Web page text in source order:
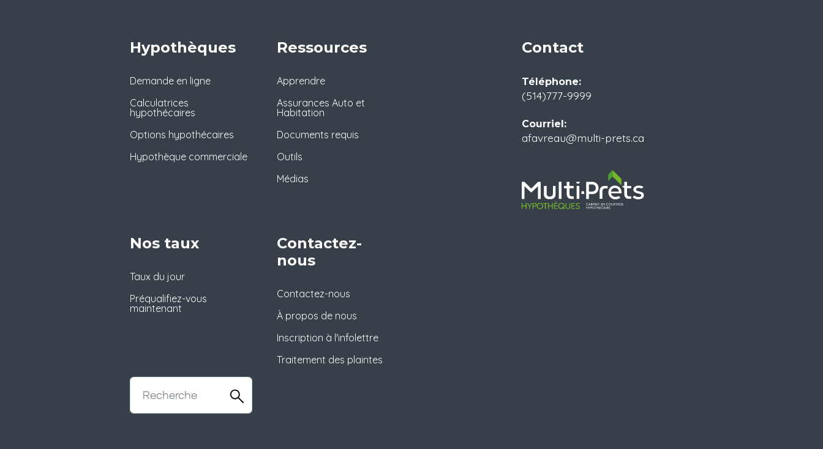
Hypothèques
Demande en ligne
Calculatrices
hypothécaires
Options hypothécaires
Hypothèque commerciale
Ressources
Apprendre
Assurances Auto et
Habitation
Documents requis
Outils
Médias
Nos taux
Taux du jour
Préqualifiez-vous
maintenant
Contactez-
nous
Contactez-nous
À propos de nous
Inscription à l'infolettre
Traitement des plaintes
Contact
Téléphone:
(514)777-9999
Courriel:
afavreau@multi-prets.ca